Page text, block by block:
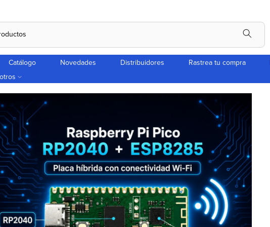
Catálogo Novedades Distribuidores Rastrea tu compra